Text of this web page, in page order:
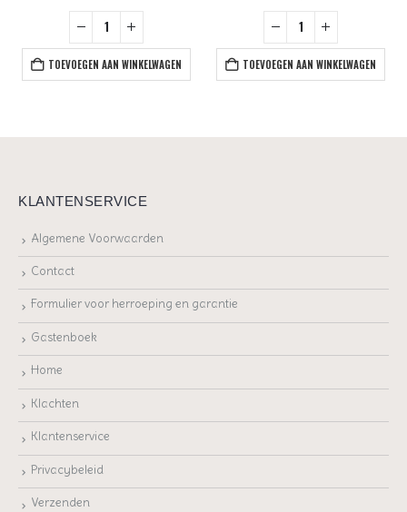
TOEVOEGEN AAN WINKELWAGEN TOEVOEGEN AAN WINKELWAGEN
KLANTENSERVICE
Algemene Voorwaarden
Contact
Formulier voor herroeping en garantie
Gastenboek
Home
Klachten
Klantenservice
Privacybeleid
Verzenden